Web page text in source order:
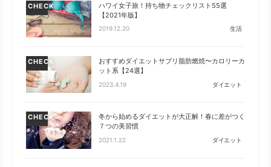
CHECK
ハワイ女子旅！持ち物チェックリスト55選
【2021年版】
2019.12.20 生活
CHECK
おすすめダイエットサプリ脂肪燃焼〜カロリーカ
ット系【24選】
2023.4.19 ダイエット
CHECK
冬から始めるダイエットが大正解！春に差がつく
７つの美習慣
2021.1.22 ダイエット